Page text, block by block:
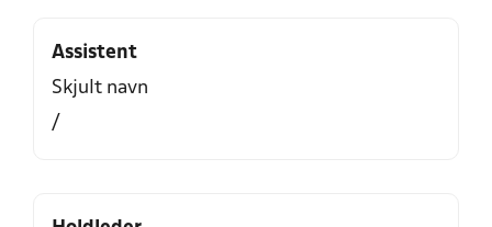
Assistent
Skjult navn
/